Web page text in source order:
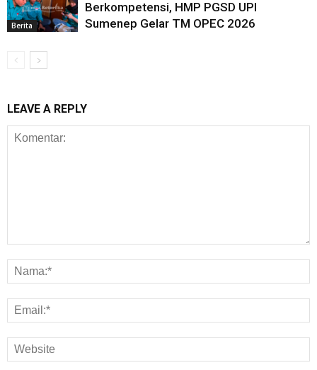
Berita
Berkompetensi, HMP PGSD UPI
Sumenep Gelar TM OPEC 2026
LEAVE A REPLY